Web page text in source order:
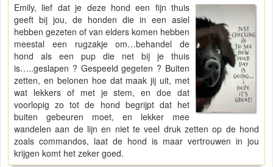
Emily, lief dat je deze hond een fijn thuis
geeft bij jou, de honden die in een asiel
hebben gezeten of van elders komen hebben
meestal een rugzakje om…behandel de
hond als een pup die net bij je thuis
is…..geslapen ? Gespeeld gegeten ? Buiten
zetten, en belonen hoe dat maak jij uit, met
wat lekkers of met je stem, en doe dat
voorlopig zo tot de hond begrijpt dat het
buiten gebeuren moet, en lekker mee
wandelen aan de lijn en niet te veel druk zetten op de hond
zoals commandos, laat de hond is maar vertrouwen in jou
krijgen komt het zeker goed.